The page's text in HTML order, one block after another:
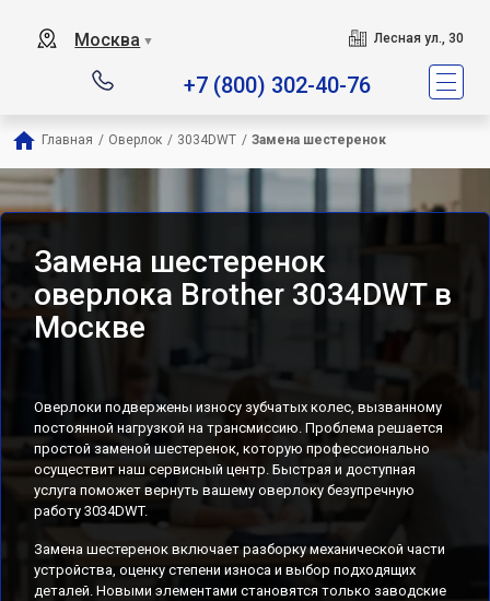
Москва ▼ Лесная ул., 30
+7 (800) 302-40-76
Главная / Оверлок / 3034DWT / Замена шестеренок
Замена шестеренок
оверлока Brother 3034DWT в
Москве
Оверлоки подвержены износу зубчатых колес, вызванному
постоянной нагрузкой на трансмиссию. Проблема решается
простой заменой шестеренок, которую профессионально
осуществит наш сервисный центр. Быстрая и доступная
услуга поможет вернуть вашему оверлоку безупречную
работу 3034DWT.
Замена шестеренок включает разборку механической части
устройства, оценку степени износа и выбор подходящих
деталей. Новыми элементами становятся только заводские